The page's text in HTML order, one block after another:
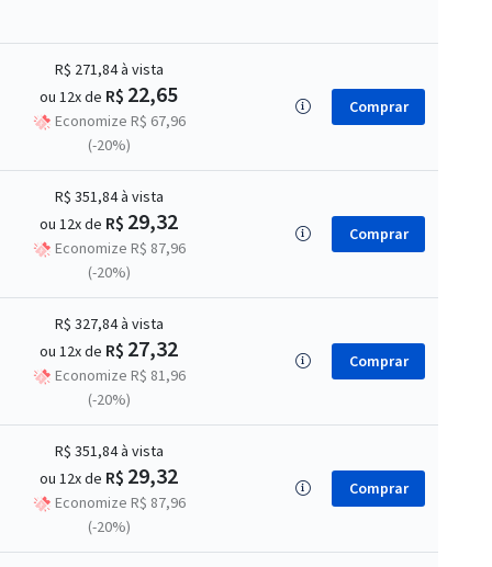
R$ 271,84à vista
ou 12x de R$ 22,65
Economize R$ 67,96
(-20%)
Comprar
R$ 351,84à vista
ou 12x de R$ 29,32
Economize R$ 87,96
(-20%)
Comprar
R$ 327,84à vista
ou 12x de R$ 27,32
Economize R$ 81,96
(-20%)
Comprar
R$ 351,84à vista
ou 12x de R$ 29,32
Economize R$ 87,96
(-20%)
Comprar